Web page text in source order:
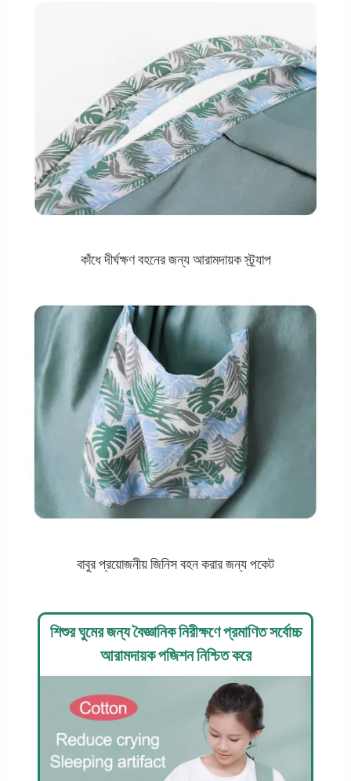
কাঁধে দীর্ঘক্ষণ বহনের জন্য আরামদায়ক স্ট্র্যাপ
বাবুর প্রয়োজনীয় জিনিস বহন করার জন্য পকেট
শিশুর ঘুমের জন্য বৈজ্ঞানিক নিরীক্ষণে প্রমাণিত সর্বোচ্চ
আরামদায়ক পজিশন নিশ্চিত করে